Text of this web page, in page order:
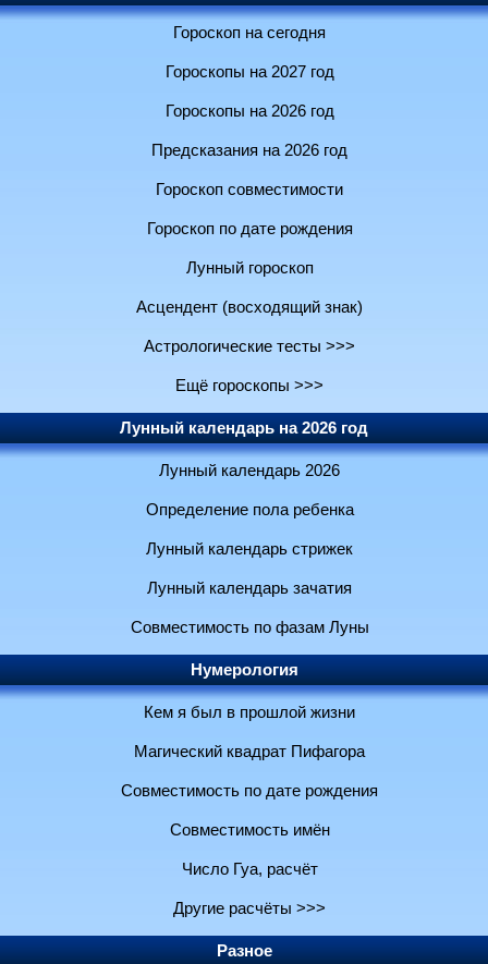
Гороскоп на сегодня
Гороскопы на 2027 год
Гороскопы на 2026 год
Предсказания на 2026 год
Гороскоп совместимости
Гороскоп по дате рождения
Лунный гороскоп
Асцендент (восходящий знак)
Астрологические тесты >>>
Ещё гороскопы >>>
Лунный календарь на 2026 год
Лунный календарь 2026
Определение пола ребенка
Лунный календарь стрижек
Лунный календарь зачатия
Совместимость по фазам Луны
Нумерология
Кем я был в прошлой жизни
Магический квадрат Пифагора
Совместимость по дате рождения
Совместимость имён
Число Гуа, расчёт
Другие расчёты >>>
Разное